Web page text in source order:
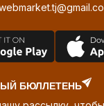
БЮЛЛЕТЕНЬ